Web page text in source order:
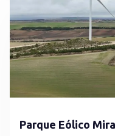
Parque Eólico